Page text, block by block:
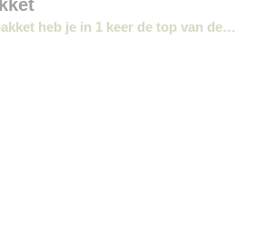
heb je in 1 keer de top van de…